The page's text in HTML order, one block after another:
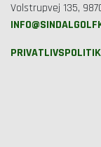
Volstrupvej 135,
PRIVATLIVSPOLITIK